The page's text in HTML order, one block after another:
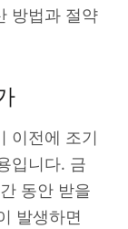
방법과 절약
이전에 조기
입니다. 금
동안 받을
발생하면